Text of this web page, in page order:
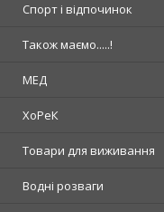
Спорт і відпочинок
Також маємо.....!
МЕД
ХоРеК
Товари для виживання
Водні розваги